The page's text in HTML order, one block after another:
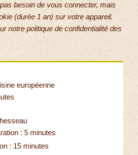
besoin de vous connecter, mais
(durée 1 an) sur votre appareil.
notre politique de confidentialité des
européenne
: 5 minutes
: 15 minutes